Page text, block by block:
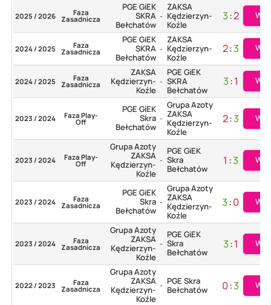
2025 / 2026 Faza
Zasadnicza
PGE GiEK
SKRA
Bełchatów
-
ZAKSA
Kędzierzyn-
Koźle
3:2
2024 / 2025 Faza
Zasadnicza
PGE GiEK
SKRA
Bełchatów
-
ZAKSA
Kędzierzyn-
Koźle
2:3
2024 / 2025 Faza
Zasadnicza
ZAKSA
Kędzierzyn-
Koźle
-
PGE GiEK
SKRA
Bełchatów
3:1
2023 / 2024 Faza Play-
Off
PGE GiEK
Skra
Bełchatów
-
Grupa Azoty
ZAKSA
Kędzierzyn-
Koźle
2:3
2023 / 2024 Faza Play-
Off
Grupa Azoty
ZAKSA
Kędzierzyn-
Koźle
-
PGE GiEK
Skra
Bełchatów
1 :3
2023 / 2024 Faza
Zasadnicza
PGE GiEK
Skra
Bełchatów
-
Grupa Azoty
ZAKSA
Kędzierzyn-
Koźle
3:0
2023 / 2024 Faza
Zasadnicza
Grupa Azoty
ZAKSA
Kędzierzyn-
Koźle
-
PGE GiEK
Skra
Bełchatów
3:1
2022 / 2023 Faza
Zasadnicza
Grupa Azoty
ZAKSA
Kędzierzyn-
Koźle
- PGE Skra
Bełchatów
0:3